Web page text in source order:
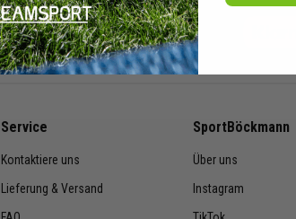
Vorkasse
Service
Kontaktiere uns
Lieferung & Versand
SportBöckmann
Über uns
Instagram